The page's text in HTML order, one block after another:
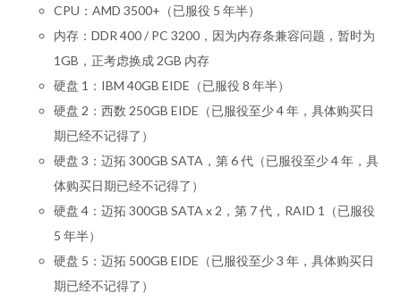
CPU：AMD 3500+（已服役 5 年半）
内存：DDR 400 / PC 3200，因为内存条兼容问题，暂时为
1GB，正考虑换成 2GB 内存
硬盘 1：IBM 40GB EIDE（已服役 8 年半）
硬盘 2：西数 250GB EIDE（已服役至少 4 年，具体购买日
期已经不记得了）
硬盘 3：迈拓 300GB SATA，第 6 代（已服役至少 4 年，具
体购买日期已经不记得了）
硬盘 4：迈拓 300GB SATA x 2，第 7 代，RAID 1（已服役
5 年半）
硬盘 5：迈拓 500GB EIDE（已服役至少 3 年，具体购买日
期已经不记得了）